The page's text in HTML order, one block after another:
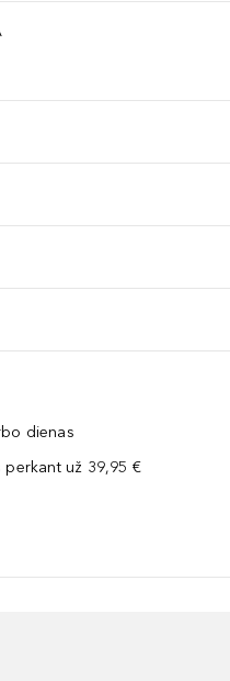
dienas
perkant už 39,95 €